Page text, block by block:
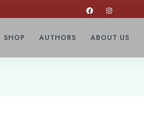
SHOP AUTHORS ABOUT US